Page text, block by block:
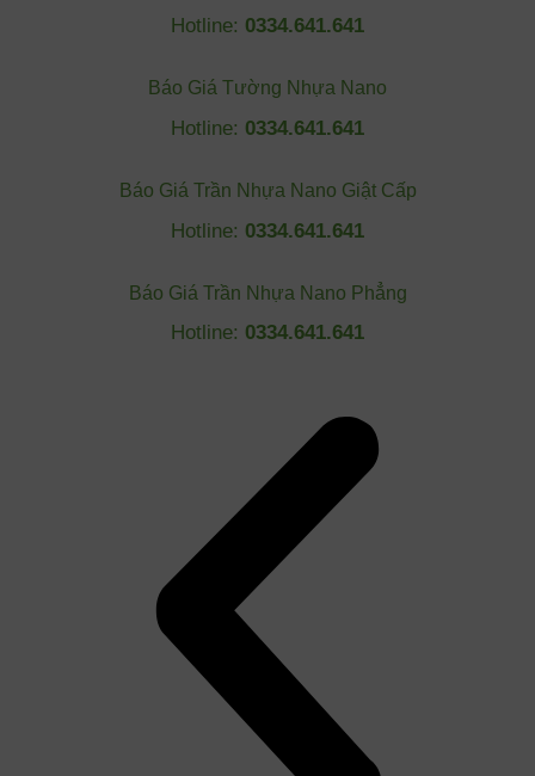
Hotline: 0334.641.641
Báo Giá Tường Nhựa Nano
Hotline: 0334.641.641
Báo Giá Trần Nhựa Nano Giật Cấp
Hotline: 0334.641.641
Báo Giá Trần Nhựa Nano Phẳng
Hotline: 0334.641.641